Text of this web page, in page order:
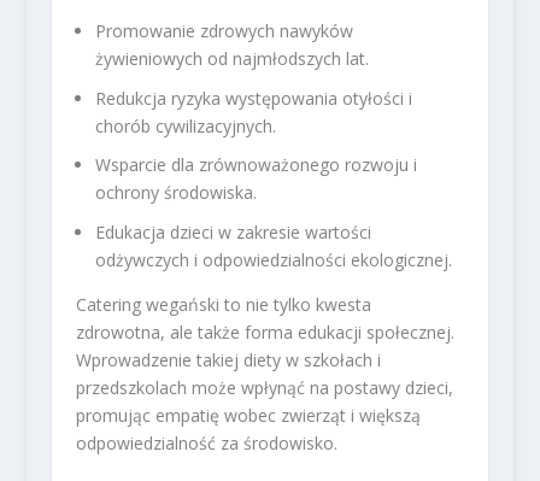
Promowanie zdrowych nawyków
żywieniowych od najmłodszych lat.
Redukcja ryzyka występowania otyłości i
chorób cywilizacyjnych.
Wsparcie dla zrównoważonego rozwoju i
ochrony środowiska.
Edukacja dzieci w zakresie wartości
odżywczych i odpowiedzialności ekologicznej.
Catering wegański to nie tylko kwesta
zdrowotna, ale także forma edukacji społecznej.
Wprowadzenie takiej diety w szkołach i
przedszkolach może wpłynąć na postawy dzieci,
promując empatię wobec zwierząt i większą
odpowiedzialność za środowisko.